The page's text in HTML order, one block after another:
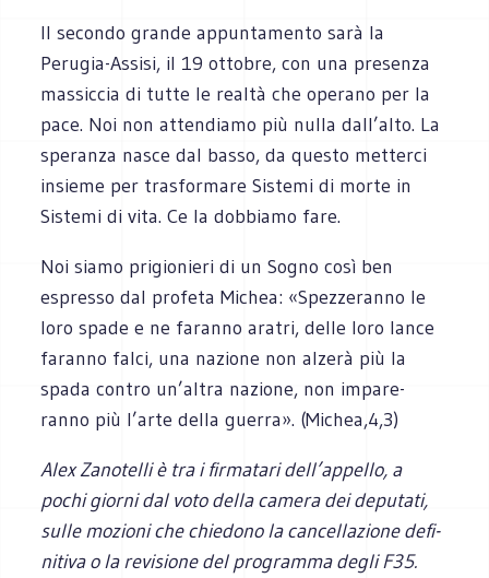
Il secondo grande appun­ta­mento sarà la
Perugia-Assisi, il 19 otto­bre, con una pre­senza
mas­sic­cia di tutte le realtà che ope­rano per la
pace. Noi non atten­diamo più nulla dall’alto. La
spe­ranza nasce dal basso, da que­sto met­terci
insieme per tra­sfor­mare Sistemi di morte in
Sistemi di vita. Ce la dob­biamo fare.
Noi siamo pri­gio­nieri di un Sogno così ben
espresso dal pro­feta Michea: «Spez­ze­ranno le
loro spade e ne faranno ara­tri, delle loro lance
faranno falci, una nazione non alzerà più la
spada con­tro un’altra nazione, non impa­re­
ranno più l’arte della guerra». (Michea,4,3)
Alex Zano­telli è tra i fir­ma­tari dell’appello, a
pochi giorni dal voto della camera dei depu­tati,
sulle mozioni che chie­dono la can­cel­la­zione defi­
ni­tiva o la revi­sione del pro­gramma degli F35.